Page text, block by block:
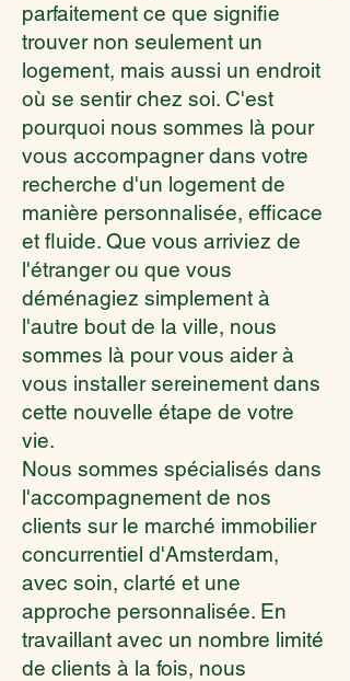
parfaitement ce que signifie
trouver non seulement un
logement, mais aussi un endroit
où se sentir chez soi. C'est
pourquoi nous sommes là pour
vous accompagner dans votre
recherche d'un logement de
manière personnalisée, efficace
et fluide. Que vous arriviez de
l'étranger ou que vous
déménagiez simplement à
l'autre bout de la ville, nous
sommes là pour vous aider à
vous installer sereinement dans
cette nouvelle étape de votre
vie.
Nous sommes spécialisés dans
l'accompagnement de nos
clients sur le marché immobilier
concurrentiel d'Amsterdam,
avec soin, clarté et une
approche personnalisée. En
travaillant avec un nombre limité
de clients à la fois, nous